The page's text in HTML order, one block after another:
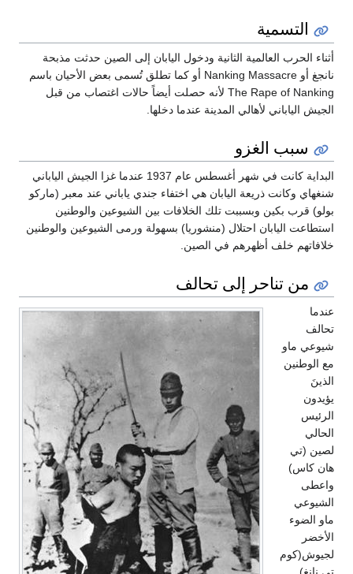
التسمية
أثناء الحرب العالمية الثانية ودخول اليابان إلى الصين حدثت مذبحة
نانجغ أو Nanking Massacre أو كما تطلق تُسمى بعض الأحيان باسم
The Rape of Nanking لأنه حصلت أيضاً حالات اغتصاب من قبل
الجيش الياباني لأهالي المدينة عندما دخلها.
سبب الغزو
البداية كانت في شهر أغسطس عام 1937 عندما غزا الجيش الياباني
شنغهاي وكانت ذريعة اليابان هي اختفاء جندي ياباني عند معبر (ماركو
بولو) قرب بكين وبسببت تلك الخلافات بين الشيوعين والوطنين
استطاعت اليابان احتلال (منشوريا) بسهولة ورمى الشيوعين والوطنين
خلافاتهم خلف أظهرهم في الصين.
من تناحر إلى تحالف
عندما
تحالف
شيوعي ماو
مع الوطنين
الذينَ
يؤيدون
الرئيس
الحالي
لصين (تي
هان كاس)
واعطى
الشيوعي
ماو الضوء
الأخضر
لجيوش(كوم